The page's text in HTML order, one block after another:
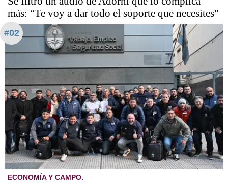
más: “Te voy a dar todo el soporte que necesites"
#02
ECONOMÍA Y CAMPO.